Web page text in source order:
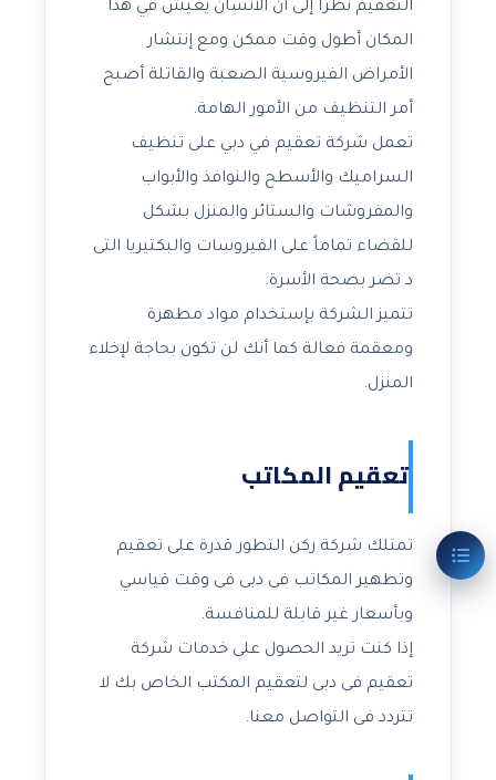
التعقيم نظراً إلى أن الانسان يعيش في هذا
المكان أطول وقت ممكن ومع إنتشار
الأمراض الفيروسية الصعبة والقاتلة أصبح
أمر التنظيف من الأمور الهامة.
تعمل شركة تعقيم في دبي على تنظيف
السراميك والأسطح والنوافذ والأبواب
والمفروشات والستائر والمنزل بشكل
للقضاء تماماً على الفيروسات والبكتيريا التى
د تضر بصحة الأسرة.
تتميز الشركة بإستخدام مواد مطهرة
ومعقمة فعالة كما أنك لن تكون بحاجة لإخلاء
المنزل.
تعقيم المكاتب
تمتلك شركة ركن التطور قدرة على تعقيم
وتطهير المكاتب فى دبى فى وقت قياسي
وبأسعار غير قابلة للمنافسة.
إذا كنت تريد الحصول على خدمات شركة
تعقيم فى دبى لتعقيم المكتب الخاص بك لا
تتردد فى التواصل معنا.